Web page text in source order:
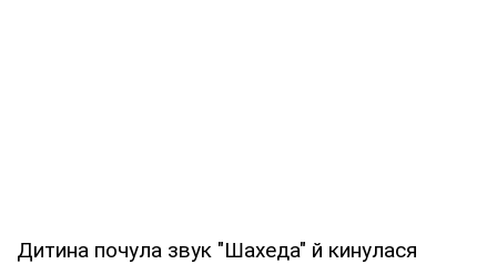
Дитина почула звук "Шахеда" й кинулася